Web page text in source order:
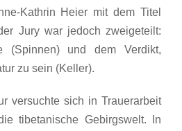
Kathrin Heier mit dem Titel
Jury war jedoch zweigeteilt:
(Spinnen) und dem Verdikt,
zu sein (Keller).
versuchte sich in Trauerarbeit
tibetanische Gebirgswelt. In